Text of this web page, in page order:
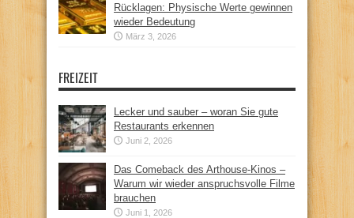
Rücklagen: Physische Werte gewinnen
wieder Bedeutung
März 3, 2026
FREIZEIT
Lecker und sauber – woran Sie gute
Restaurants erkennen
Juni 2, 2026
Das Comeback des Arthouse-Kinos –
Warum wir wieder anspruchsvolle Filme
brauchen
Juni 1, 2026